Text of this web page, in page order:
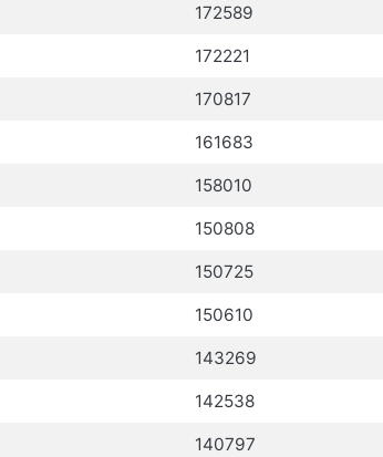
172589
172221
170817
161683
158010
150808
150725
150610
143269
142538
140797